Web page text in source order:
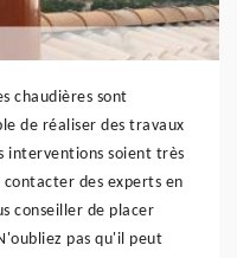
chaudières sont
de réaliser des travaux
interventions soient très
des experts en
conseiller de placer
pas qu'il peut